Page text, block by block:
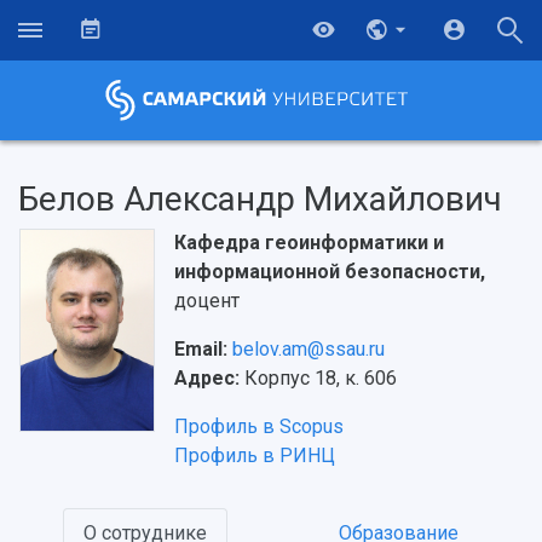
История
Главные новости
Почему я выбираю Самарский университет?
Основные научные направления
Белов Александр Михайлович
Кафедра геоинформатики и
информационной безопасности,
доцент
Email: belov.am@ssau.ru
Адрес: Корпус 18, к. 606
Профиль в Scopus
Профиль в РИНЦ
О сотруднике Образование